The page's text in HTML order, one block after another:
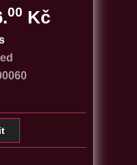
00 Kč